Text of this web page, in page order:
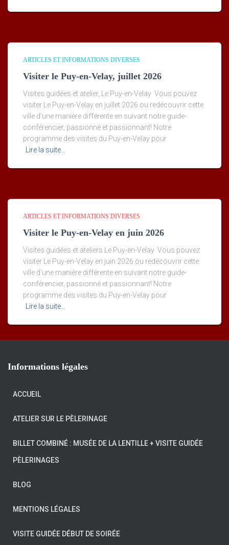
ARTICLES ET INFORMATIONS DIVERSES
Visiter le Puy-en-Velay, juillet 2026
Visites guidées et atelier, Le Puy-en-Velay Vous pouvez
visiter Le Puy-en-Velay en juillet 2026 ou redécouvrir cette
ville d’une manière différente en suivant notre guide-
conférencier, passionné et passionnant! Notre
programme des visites du Puy-en-Velay pour
Lire la suite…
ARTICLES ET INFORMATIONS DIVERSES
Visiter le Puy-en-Velay en juin 2026
Visites guidées et ateliers Le Puy-en-Velay Vous pouvez
visiter Le Puy-en-Velay en juin 2026 ou redécouvrir cette
ville d’une manière différente en suivant notre guide-
conférencier, passionné et passionnant! Notre
programme des visites du Puy-en-Velay pour
Lire la suite…
Informations légales
ACCUEIL
ATELIER SUR LE PÈLERINAGE
BILLET COMBINÉ : MUSÉE DE LA LENTILLE + VISITE GUIDÉE
PÈLERINAGES
BLOG
MENTIONS LÉGALES
VISITE GUIDÉE DÉBUT DE SOIRÉE